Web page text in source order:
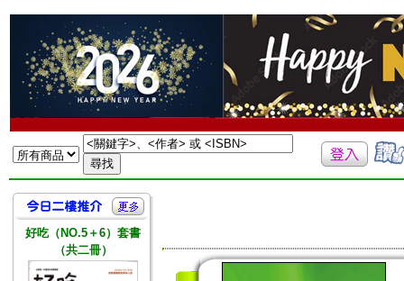
好吃（NO.5＋6）套書
（共二冊）